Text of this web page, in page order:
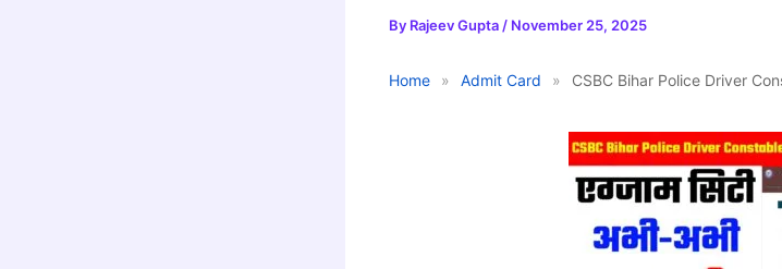
By Rajeev Gupta / November 25, 2025
Home » Admit Card » CSBC Bihar Police Driver